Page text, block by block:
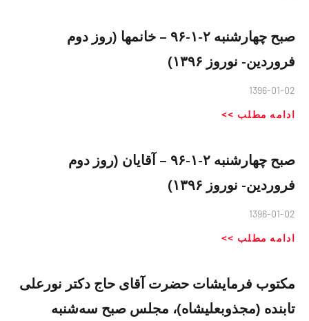
صبح چهارشنبه ٢-١-٩۶ – خانمها (روز دوم
فروردین- نوروز ١٣٩۶)
1396-01-02
ادامه مطلب >>
صبح چهارشنبه ٢-١-٩۶ – آقایان (روز دوم
فروردین- نوروز ١٣٩۶)
1396-01-02
ادامه مطلب >>
مکتوب فرمایشات حضرت آقای حاج دکتر نورعلی
تابنده (مجذوبعلیشاه)، مجلس صبح سه‌شنبه